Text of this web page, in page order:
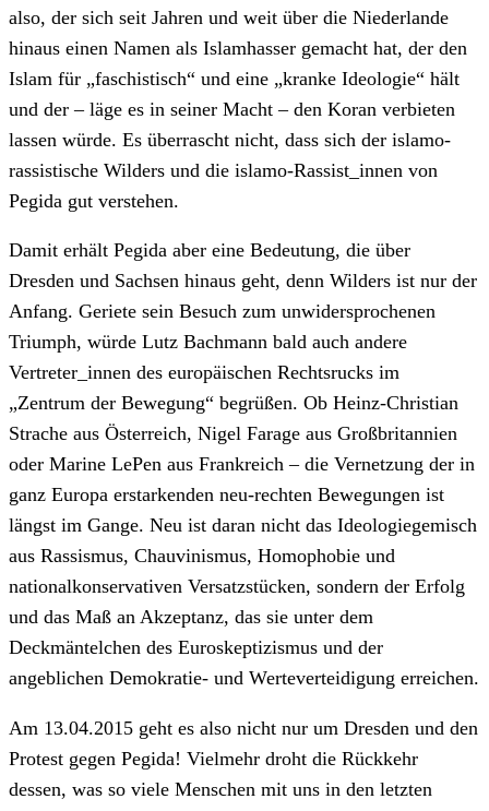
also, der sich seit Jahren und weit über die Niederlande
hinaus einen Namen als Islamhasser gemacht hat, der den
Islam für „faschistisch“ und eine „kranke Ideologie“ hält
und der – läge es in seiner Macht – den Koran verbieten
lassen würde. Es überrascht nicht, dass sich der islamo-
rassistische Wilders und die islamo-Rassist_innen von
Pegida gut verstehen.
Damit erhält Pegida aber eine Bedeutung, die über
Dresden und Sachsen hinaus geht, denn Wilders ist nur der
Anfang. Geriete sein Besuch zum unwidersprochenen
Triumph, würde Lutz Bachmann bald auch andere
Vertreter_innen des europäischen Rechtsrucks im
„Zentrum der Bewegung“ begrüßen. Ob Heinz-Christian
Strache aus Österreich, Nigel Farage aus Großbritannien
oder Marine LePen aus Frankreich – die Vernetzung der in
ganz Europa erstarkenden neu-rechten Bewegungen ist
längst im Gange. Neu ist daran nicht das Ideologiegemisch
aus Rassismus, Chauvinismus, Homophobie und
nationalkonservativen Versatzstücken, sondern der Erfolg
und das Maß an Akzeptanz, das sie unter dem
Deckmäntelchen des Euroskeptizismus und der
angeblichen Demokratie- und Werteverteidigung erreichen.
Am 13.04.2015 geht es also nicht nur um Dresden und den
Protest gegen Pegida! Vielmehr droht die Rückkehr
dessen, was so viele Menschen mit uns in den letzten